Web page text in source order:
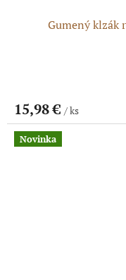
Gumený klzák
15,98 € / ks
Novinka